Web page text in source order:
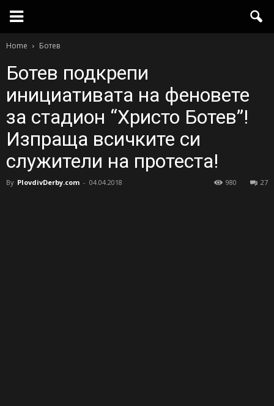
Home Ботев
Ботев подкрепи
инициативата на феновете
за стадион “Христо Ботев”!
Изпраща всичките си
служители на протеста!
By PlovdivDerby.com - 04.04.2018 27
980